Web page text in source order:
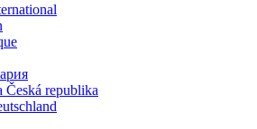
Česká republika